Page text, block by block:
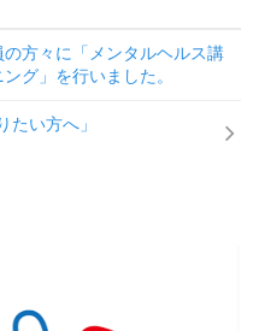
方々に「メンタルヘルス講
グ」を行いました。
たい方へ」